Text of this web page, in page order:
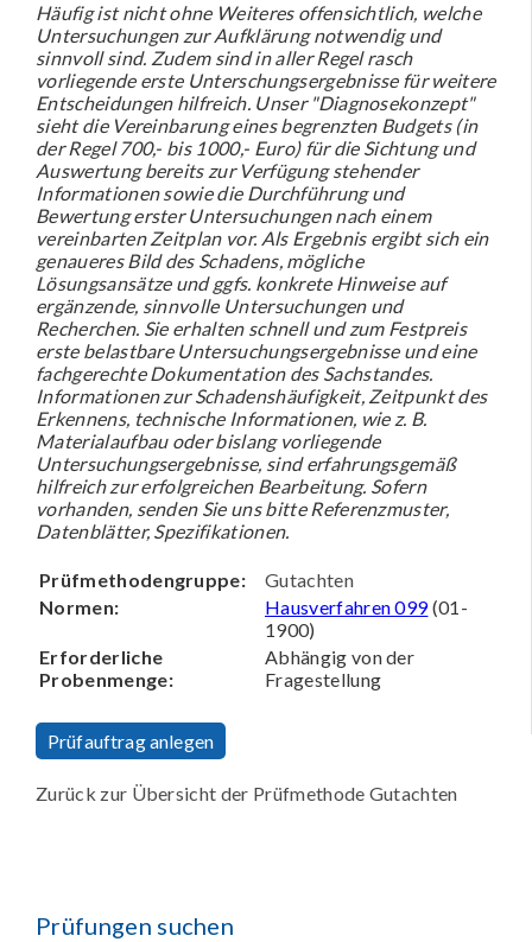
Häufig ist nicht ohne Weiteres offensichtlich, welche
Untersuchungen zur Aufklärung notwendig und
sinnvoll sind. Zudem sind in aller Regel rasch
vorliegende erste Unterschungsergebnisse für weitere
Entscheidungen hilfreich. Unser "Diagnosekonzept"
sieht die Vereinbarung eines begrenzten Budgets (in
der Regel 700,- bis 1000,- Euro) für die Sichtung und
Auswertung bereits zur Verfügung stehender
Informationen sowie die Durchführung und
Bewertung erster Untersuchungen nach einem
vereinbarten Zeitplan vor. Als Ergebnis ergibt sich ein
genaueres Bild des Schadens, mögliche
Lösungsansätze und ggfs. konkrete Hinweise auf
ergänzende, sinnvolle Untersuchungen und
Recherchen. Sie erhalten schnell und zum Festpreis
erste belastbare Untersuchungsergebnisse und eine
fachgerechte Dokumentation des Sachstandes.
Informationen zur Schadenshäufigkeit, Zeitpunkt des
Erkennens, technische Informationen, wie z. B.
Materialaufbau oder bislang vorliegende
Untersuchungsergebnisse, sind erfahrungsgemäß
hilfreich zur erfolgreichen Bearbeitung. Sofern
vorhanden, senden Sie uns bitte Referenzmuster,
Datenblätter, Spezifikationen.
Prüfmethodengruppe:
Gutachten
Normen:
Hausverfahren 099(01-
1900)
Erforderliche
Probenmenge:
Abhängig von der
Fragestellung
Prüfauftrag anlegen
Zurück zur Übersicht der Prüfmethode Gutachten
Prüfungen suchen